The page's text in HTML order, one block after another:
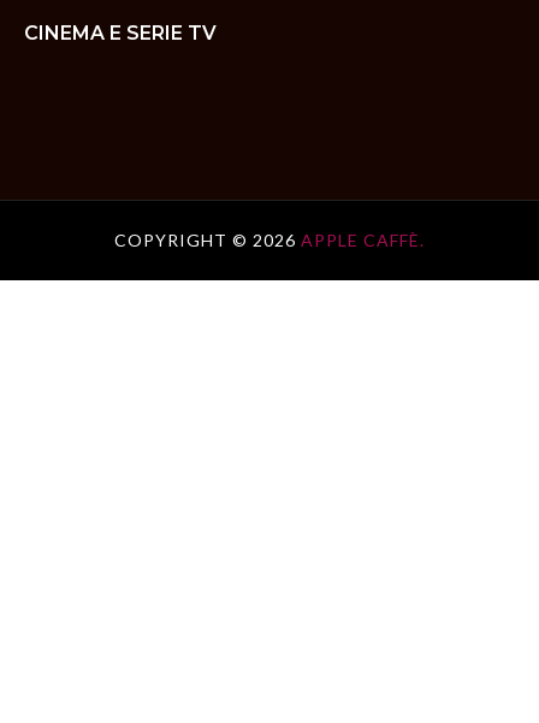
CINEMA E SERIE TV
COPYRIGHT © 2026 APPLE CAFFÈ.